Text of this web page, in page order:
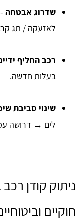
שדרוג אבטחה
לאזעקה / תג
רכב החליף
בעלות חדשה.
שינוי סביבת
לים → דרושה
ניתוק קודן
חוקיים